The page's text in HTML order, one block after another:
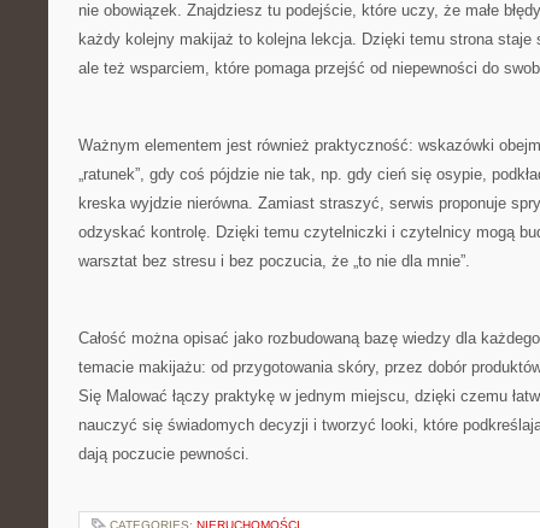
nie obowiązek. Znajdziesz tu podejście, które uczy, że małe
każdy kolejny makijaż to kolejna lekcja. Dzięki temu strona staje
ale też wsparciem, które pomaga przejść od niepewności do
Ważnym elementem jest również praktyczność: wskazówki
„ratunek”, gdy coś pójdzie nie tak, np. gdy cień się osypie,
kreska wyjdzie nierówna. Zamiast straszyć, serwis proponuje
odzyskać kontrolę. Dzięki temu czytelniczki i czytelnicy mogą
warsztat bez stresu i bez poczucia, że „to nie dla mnie”.
Całość można opisać jako rozbudowaną bazę wiedzy dla
temacie makijażu: od przygotowania skóry, przez dobór
Się Malować łączy praktykę w jednym miejscu, dzięki czemu
nauczyć się świadomych decyzji i tworzyć looki, które
dają poczucie pewności.
CATEGORIES: NIERUCHOMOŚCI